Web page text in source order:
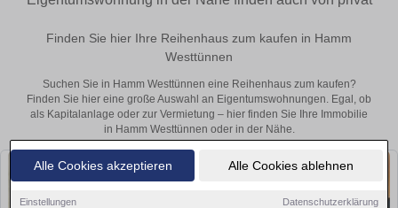
Alle Cookies akzeptieren Alle Cookies ablehnen
Einstellungen Datenschutzerklärung
Finden Sie hier Ihre Reihenhaus zum kaufen in Hamm
Westtünnen
Suchen Sie in Hamm Westtünnen eine Reihenhaus zum kaufen?
Finden Sie hier eine große Auswahl an Eigentumswohnungen. Egal, ob
als Kapitalanlage oder zur Vermietung – hier finden Sie Ihre Immobilie
in Hamm Westtünnen oder in der Nähe.